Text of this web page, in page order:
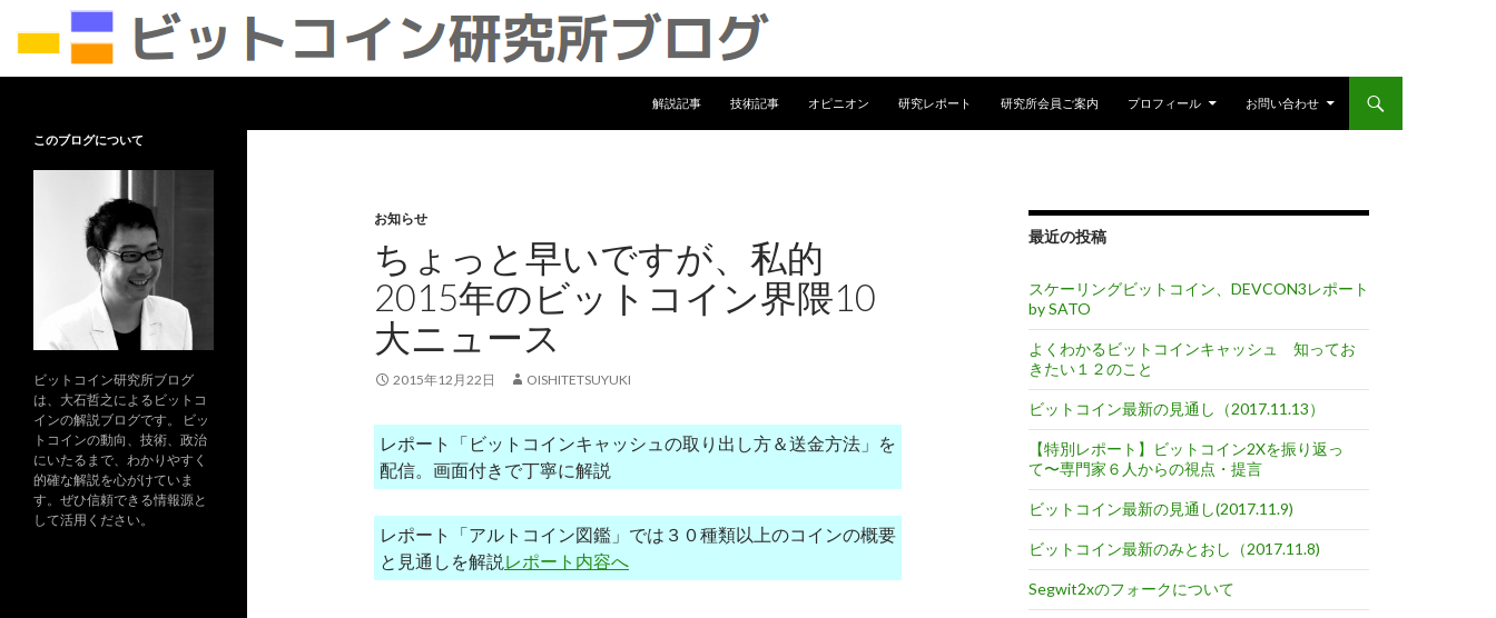
解説記事
技術記事 オピニオン 研究レポート 研究所会員ご案内 プロフィール お問い合わせ
お知らせ
ちょっと早いですが、私的
2015年のビットコイン界隈10
大ニュース
2015年12月22日 OISHITETSUYUKI
レポート「ビットコインキャッシュの取り出し方＆送金方法」を
配信。画面付きで丁寧に解説
レポート「アルトコイン図鑑」では３０種類以上のコインの概要
と見通しを解説 レポート内容へ
最近の投稿
スケーリングビットコイン、DEVCON3レポート
by SATO
よくわかるビットコインキャッシュ 知ってお
きたい１２のこと
ビットコイン最新の見通し（2017.11.13）
【特別レポート】ビットコイン2Xを振り返っ
て〜専門家６人からの視点・提言
ビットコイン最新の見通し(2017.11.9)
ビットコイン最新のみとおし（2017.11.8)
Segwit2xのフォークについて
ビットコイン及びブロックチェーン
このブログについて
ビットコイン研究所ブログ
は、大石哲之によるビットコ
インの解説ブログです。 ビッ
トコインの動向、技術、政治
にいたるまで、わかりやすく
的確な解説を心がけていま
す。ぜひ信頼できる情報源と
して活用ください。